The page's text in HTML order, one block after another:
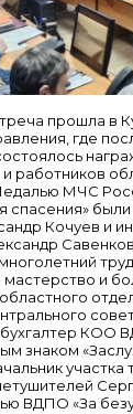
прошла в
где
и работников
МЧС
спасения»
Кочуев и
труд,
и
бухгалтер КОО
знаком
участка
ВДПО «За